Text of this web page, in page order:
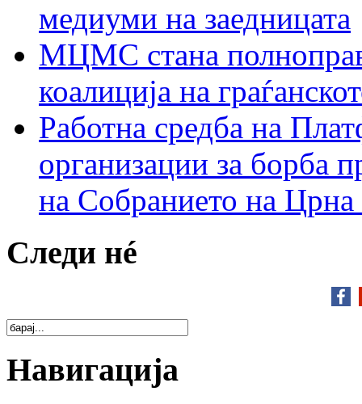
медиуми на заедницата
МЦМС стана
коалиција на
Работна средба на
организации за борба
на Собранието на Црна
Следи нé
Навигација